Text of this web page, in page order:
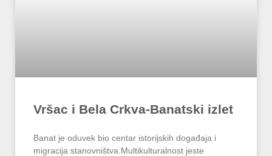
Vršac i Bela Crkva-Banatski izlet
Banat je oduvek bio centar istorijskih događaja i
migracija stanovništva.Multikulturalnost jeste